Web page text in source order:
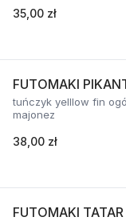
35,00 zł
FUTOMAKI
tuńczyk yelllow fin
majonez
38,00 zł
FUTOMAKI